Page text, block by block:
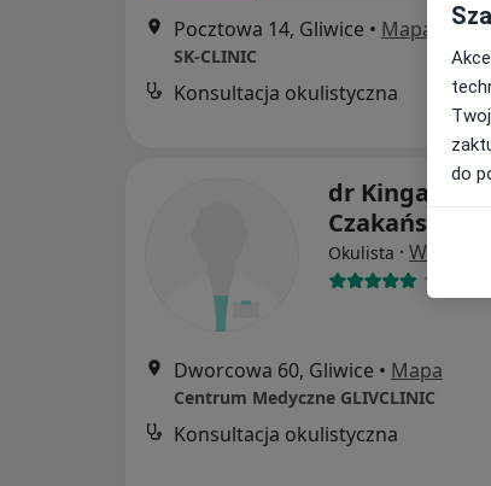
Pocztowa 14, Gliwice • Mapa
SK-CLINIC
Konsultacja okulistyczna
dr Kinga
Czakańska
Okulista · Więcej
16 opinii
Dworcowa 60, Gliwice • Mapa
Centrum Medyczne GLIVCLINIC
Konsultacja okulistyczna
do